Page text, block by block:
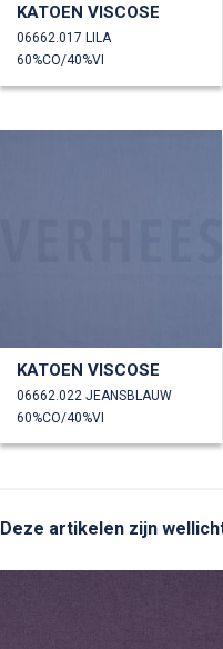
KATOEN VISCOSE
06662.017 LILA
60%CO/40%VI
KATOEN VISCOSE
06662.022 JEANSBLAUW
60%CO/40%VI
Deze artikelen zijn